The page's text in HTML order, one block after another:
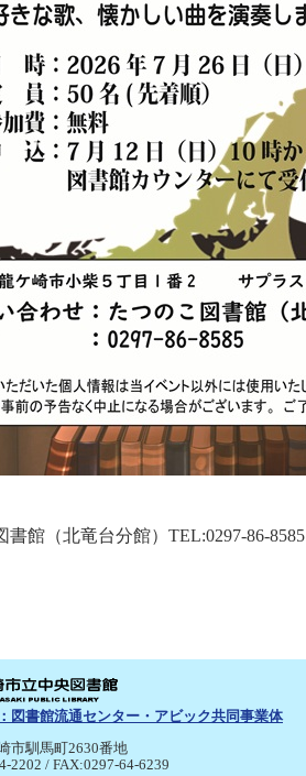
館（北竜台分館）TEL:0297-86-8585
図書館流通センター・アビック共同事業体
市馴馬町2630番地
2202 / FAX:0297-64-6239